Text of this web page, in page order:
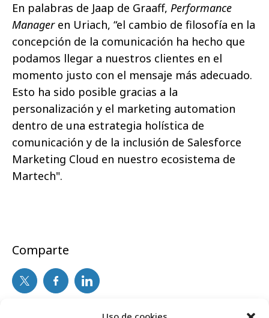
En palabras de Jaap de Graaff, Performance
Manager en Uriach, “el cambio de filosofía en la
concepción de la comunicación ha hecho que
podamos llegar a nuestros clientes en el
momento justo con el mensaje más adecuado.
Esto ha sido posible gracias a la
personalización y el marketing automation
dentro de una estrategia holística de
comunicación y de la inclusión de Salesforce
Marketing Cloud en nuestro ecosistema de
Martech".
Comparte